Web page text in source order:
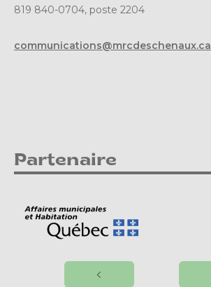
819 840-0704, poste 2204
communications@mrcdeschenaux.ca
Partenaire